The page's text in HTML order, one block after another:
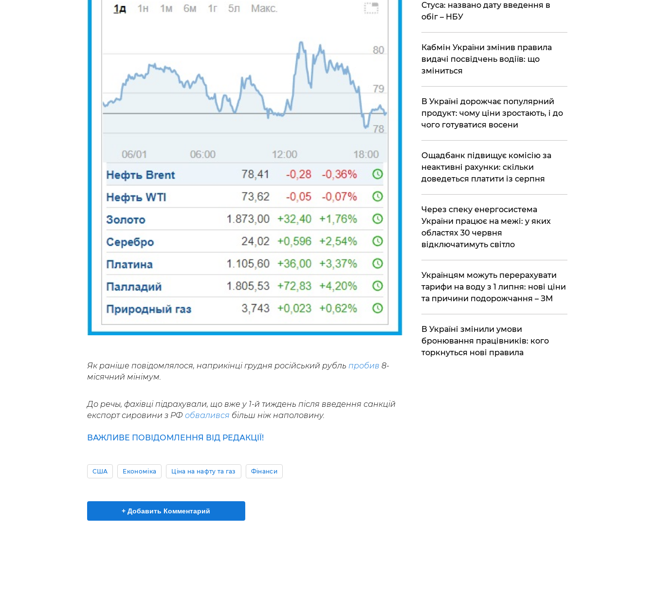
Як раніше повідомлялося, наприкінці грудня російський рубль пробив 8-
місячний мінімум.
До речы, фахівці підрахували, що вже у 1-й тиждень після введення санкцій
експорт сировини з РФ обвалився більш ніж наполовину.
ВАЖЛИВЕ ПОВІДОМЛЕННЯ ВІД РЕДАКЦІЇ!
США Економіка Ціна на нафту та газ Фінанси
+ Добавить Комментарий
Стуса: названо дату введення в
обіг – НБУ
​Кабмін України змінив правила
видачі посвідчень водіїв: що
зміниться
В Україні дорожчає популярний
продукт: чому ціни зростають, і до
чого готуватися восени
​Ощадбанк підвищує комісію за
неактивні рахунки: скільки
доведеться платити із серпня
Через спеку енергосистема
України працює на межі: у яких
областях 30 червня
відключатимуть світло
Українцям можуть перерахувати
тарифи на воду з 1 липня: нові ціни
та причини подорожчання – ЗМ
В Україні змінили умови
бронювання працівників: кого
торкнуться нові правила